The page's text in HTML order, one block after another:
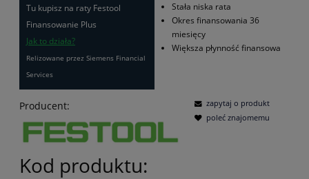
Tu kupisz na raty Festool
Finansowanie Plus
Jak to działa?
Relizowane przez Siemens Financial
Services
Stała niska rata
Okres finansowania 36
miesięcy
Większa płynność finansowa
Producent:
Kod produktu:
zapytaj o produkt
poleć znajomemu